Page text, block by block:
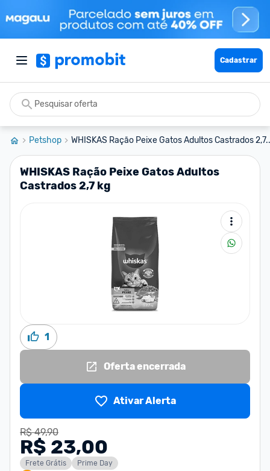
Cadastrar
Petshop WHISKAS Ração Peixe Gatos Adultos Castrados
WHISKAS Ração Peixe Gatos Adultos
Castrados 2,7 kg
1
Oferta encerrada
Ativar Alerta
R$ 49,90
R$ 23,00
Frete Grátis Prime Day